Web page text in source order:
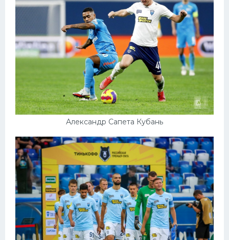
Александр Сапета Кубань